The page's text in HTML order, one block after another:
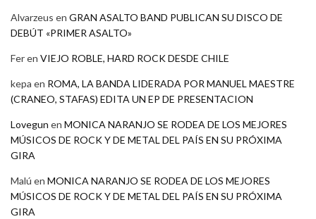
Alvarzeus en GRAN ASALTO BAND PUBLICAN SU DISCO DE
DEBÚT «PRIMER ASALTO»
Feren VIEJO ROBLE, HARD ROCK DESDE CHILE
kepa en ROMA, LA BANDA LIDERADA POR MANUEL MAESTRE
(CRANEO, STAFAS) EDITA UN EP DE PRESENTACION
Lovegun en MONICA NARANJO SE RODEA DE LOS MEJORES
MÚSICOS DE ROCK Y DE METAL DEL PAÍS EN SU PRÓXIMA
GIRA
Malú en MONICA NARANJO SE RODEA DE LOS MEJORES
MÚSICOS DE ROCK Y DE METAL DEL PAÍS EN SU PRÓXIMA
GIRA